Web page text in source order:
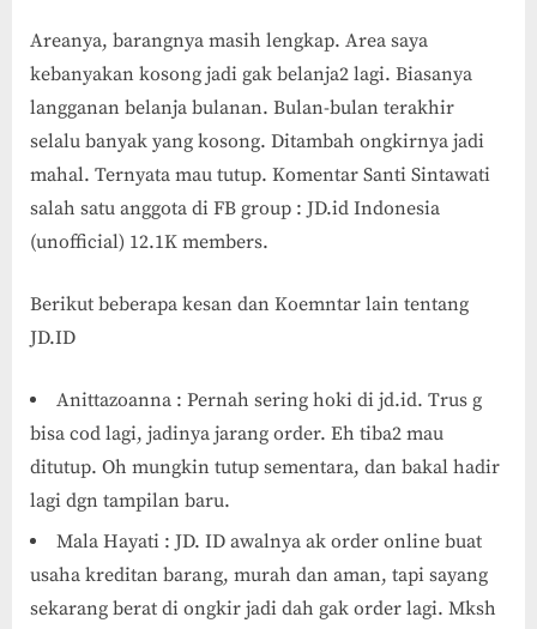
Areanya, barangnya masih lengkap. Area saya
kebanyakan kosong jadi gak belanja2 lagi. Biasanya
langganan belanja bulanan. Bulan-bulan terakhir
selalu banyak yang kosong. Ditambah ongkirnya jadi
mahal. Ternyata mau tutup. Komentar Santi Sintawati
salah satu anggota di FB group : JD.id Indonesia
(unofficial) 12.1K members.
Berikut beberapa kesan dan Koemntar lain tentang
JD.ID
Anittazoanna : Pernah sering hoki di jd.id. Trus g
bisa cod lagi, jadinya jarang order. Eh tiba2 mau
ditutup. Oh mungkin tutup sementara, dan bakal hadir
lagi dgn tampilan baru.
Mala Hayati : JD. ID awalnya ak order online buat
usaha kreditan barang, murah dan aman, tapi sayang
sekarang berat di ongkir jadi dah gak order lagi. Mksh